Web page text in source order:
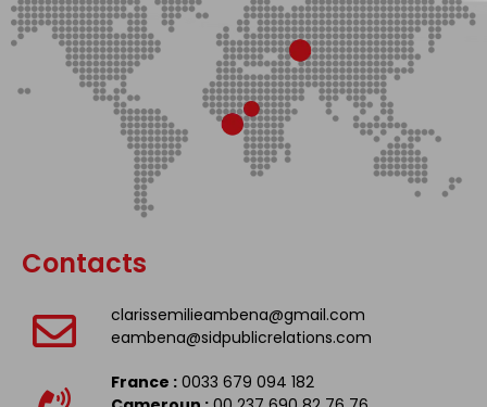
Contacts
clarissemilieambena@gmail.com
eambena@sidpublicrelations.com
France :0033 679 094 182